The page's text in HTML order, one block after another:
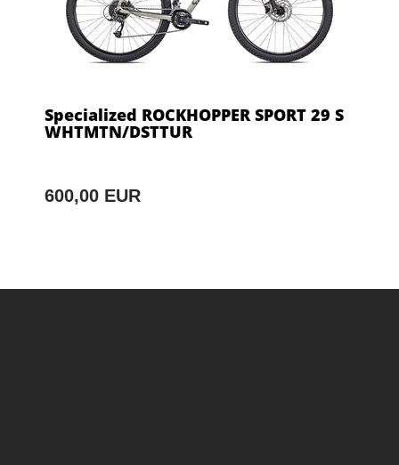
Specialized ROCKHOPPER SPORT 29 S
WHTMTN/DSTTUR
600,00 EUR